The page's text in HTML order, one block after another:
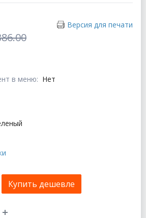
Версия для печати
в меню: Нет
Купить дешевле